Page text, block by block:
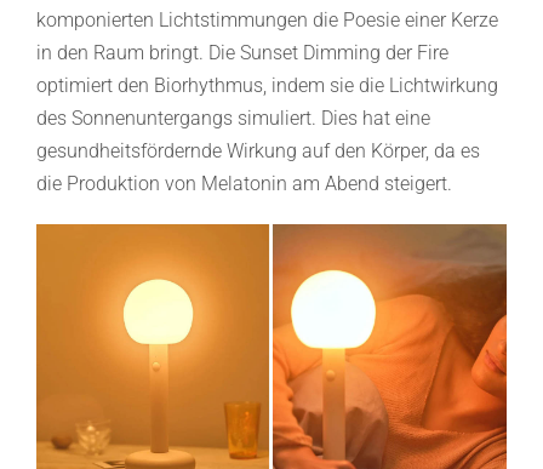
komponierten Lichtstimmungen die Poesie einer Kerze
in den Raum bringt. Die Sunset Dimming der Fire
optimiert den Biorhythmus, indem sie die Lichtwirkung
des Sonnenuntergangs simuliert. Dies hat eine
gesundheitsfördernde Wirkung auf den Körper, da es
die Produktion von Melatonin am Abend steigert.